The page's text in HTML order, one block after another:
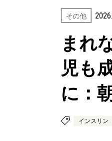
その他
まれ
児も
に：
インスリン